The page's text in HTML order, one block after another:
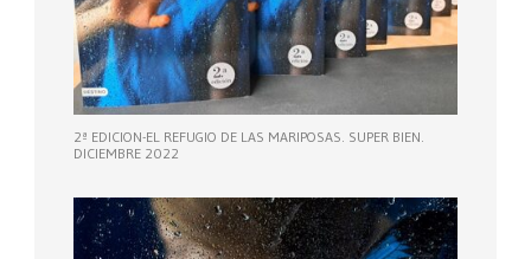
2ª EDICION-EL REFUGIO DE LAS MARIPOSAS. SUPER BIEN.
DICIEMBRE 2022